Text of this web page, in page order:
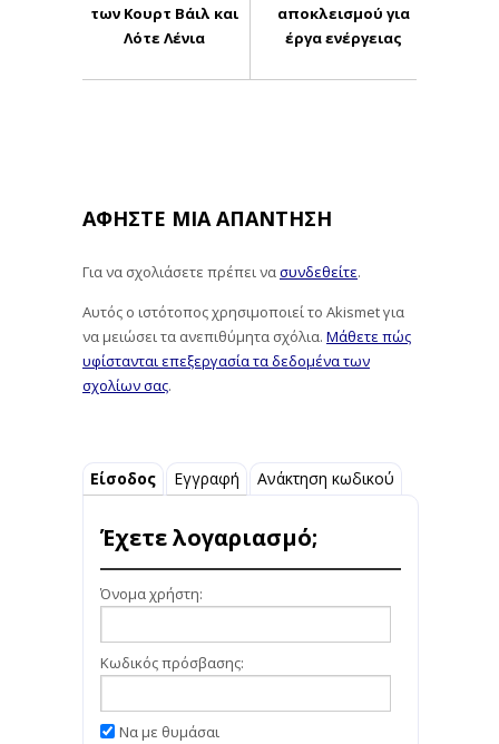
των Κουρτ Βάιλ και
Λότε Λένια
αποκλεισμού για
έργα ενέργειας
ΑΦΉΣΤΕ ΜΙΑ ΑΠΆΝΤΗΣΗ
Για να σχολιάσετε πρέπει νασυνδεθείτε.
Αυτός ο ιστότοπος χρησιμοποιεί το Akismet για
να μειώσει τα ανεπιθύμητα σχόλια. Μάθετε πώς
υφίστανται επεξεργασία τα δεδομένα των
σχολίων σας.
Είσοδος Εγγραφή Ανάκτηση κωδικού
Έχετε λογαριασμό;
Όνομα χρήστη:
Κωδικός πρόσβασης:
Να με θυμάσαι